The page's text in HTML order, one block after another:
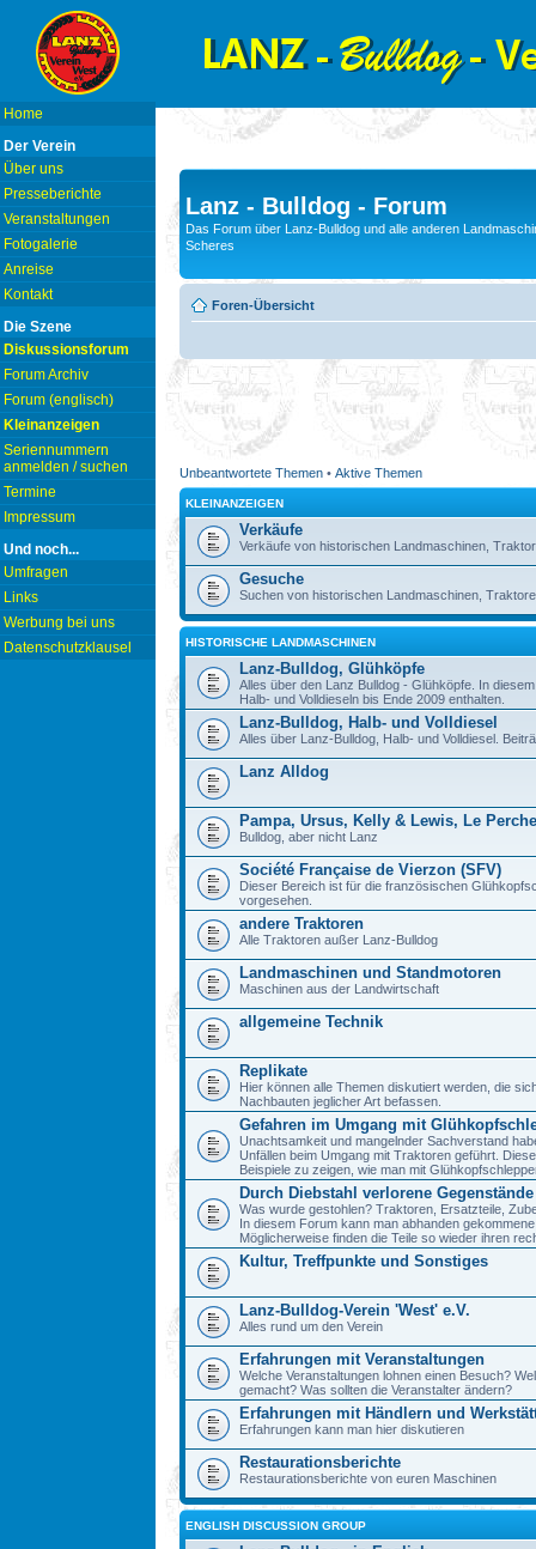
Home
Der Verein
Über uns
Presseberichte
Veranstaltungen
Fotogalerie
Anreise
Kontakt
Die Szene
Diskussionsforum
Forum Archiv
Forum (englisch)
Kleinanzeigen
Seriennummern
anmelden / suchen
Termine
Impressum
Und noch...
Umfragen
Links
Werbung bei uns
Datenschutzklausel
Lanz - Bulldog - Forum
Das Forum über Lanz-Bulldog und alle anderen
Scheres
Foren-Übersicht
Unbeantwortete Themen • Aktive Themen
KLEINANZEIGEN
Verkäufe
Verkäufe von historischen Landmaschinen,
Gesuche
Suchen von historischen Landmaschinen,
HISTORISCHE LANDMASCHINEN
Lanz-Bulldog, Glühköpfe
Alles über den Lanz Bulldog - Glühköpfe. In
Halb- und Volldieseln bis Ende 2009 enthalten.
Lanz-Bulldog, Halb- und Volldiesel
Alles über Lanz-Bulldog, Halb- und Volldiesel.
Lanz Alldog
Pampa, Ursus, Kelly & Lewis, Le
Bulldog, aber nicht Lanz
Société Française de Vierzon (SFV)
Dieser Bereich ist für die französischen
vorgesehen.
andere Traktoren
Alle Traktoren außer Lanz-Bulldog
Landmaschinen und Standmotoren
Maschinen aus der Landwirtschaft
allgemeine Technik
Replikate
Hier können alle Themen diskutiert werden, die
Nachbauten jeglicher Art befassen.
Gefahren im Umgang mit
Unachtsamkeit und mangelnder Sachverstand
Unfällen beim Umgang mit Traktoren geführt.
Beispiele zu zeigen, wie man mit
Durch Diebstahl verlorene Gegenstände
Was wurde gestohlen? Traktoren, Ersatzteile,
In diesem Forum kann man abhanden
Möglicherweise finden die Teile so wieder ihren
Kultur, Treffpunkte und Sonstiges
Lanz-Bulldog-Verein 'West' e.V.
Alles rund um den Verein
Erfahrungen mit Veranstaltungen
Welche Veranstaltungen lohnen einen Besuch?
gemacht? Was sollten die Veranstalter ändern?
Erfahrungen mit Händlern und
Erfahrungen kann man hier diskutieren
Restaurationsberichte
Restaurationsberichte von euren Maschinen
ENGLISH DISCUSSION GROUP